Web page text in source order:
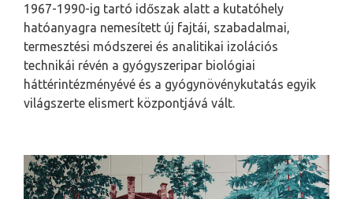
1967-1990-ig tartó időszak alatt a kutatóhely
hatóanyagra nemesített új fajtái, szabadalmai,
termesztési módszerei és analitikai izolációs
technikái révén a gyógyszeripar biológiai
háttérintézményévé és a gyógynövénykutatás egyik
világszerte elismert központjává vált.